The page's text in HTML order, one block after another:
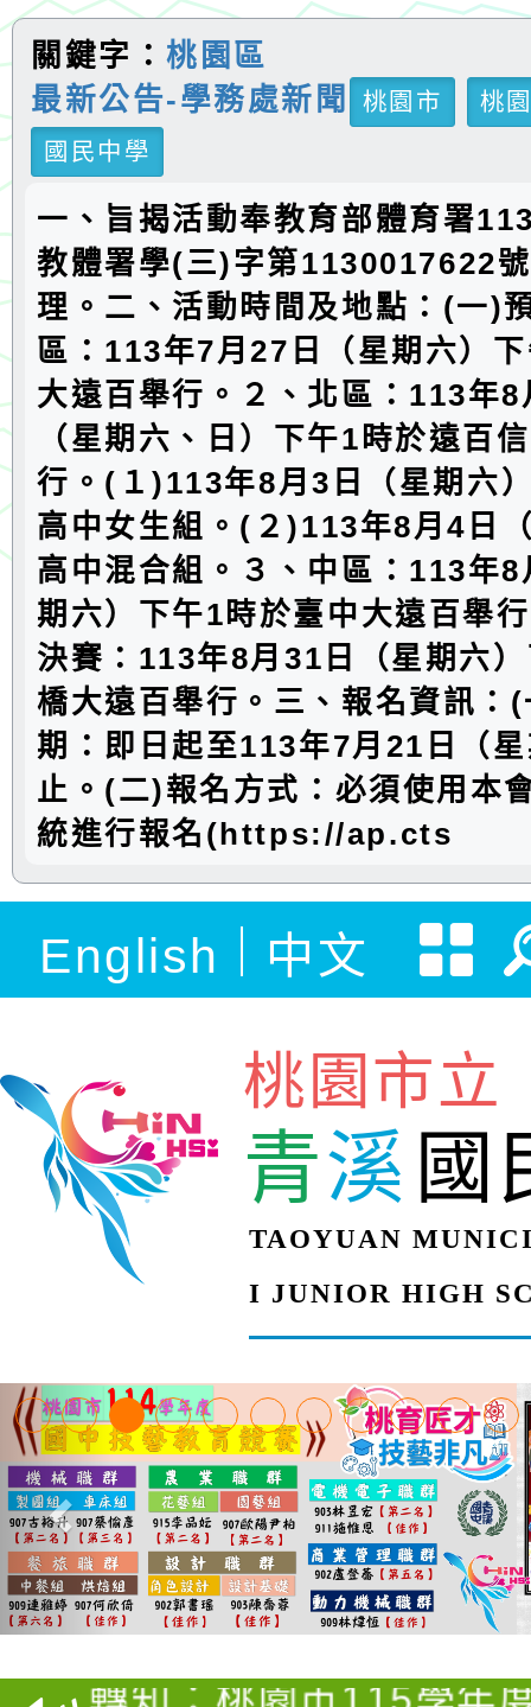
關鍵字：桃園區
最新公告-學務處新聞
桃園市
桃
國民中學
一、旨揭活動奉教育部體育署
教體署學(三)字第1130017622
理。二、活動時間及地點：(一)
區：113年7月27日（星期六）
大遠百舉行。２、北區：113年
（星期六、日）下午1時於遠百
行。(１)113年8月3日（星期六
高中女生組。(２)113年8月4日
高中混合組。３、中區：113年
期六）下午1時於臺中大遠百舉
決賽：113年8月31日（星期六
橋大遠百舉行。三、報名資訊：
期：即日起至113年7月21日（
止。(二)報名方式：必須使用本
統進行報名(https://ap.cts
English 中文
桃園市立
青溪 國
TAOYUAN
I JUNIOR HIGH
【甄選結果(第4招)】
學年度第1學期第9次代
結果(第4招)
【甄選結果(第12招)】
學年度第1學期第7次代
轉知：桃園市115學年